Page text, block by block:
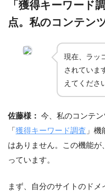
「獲得キーワード
点。私のコンテン
現在、ラッ
されていま
えてくださ
佐藤様： 今、私のコンテ
「 獲得キーワード調査 」
はありません。この機能
っています。
まず、自分のサイトのドメ